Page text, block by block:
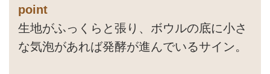
point
生地がふっくらと張り、ボウルの底に小さ
な気泡があれば発酵が進んでいるサイン。